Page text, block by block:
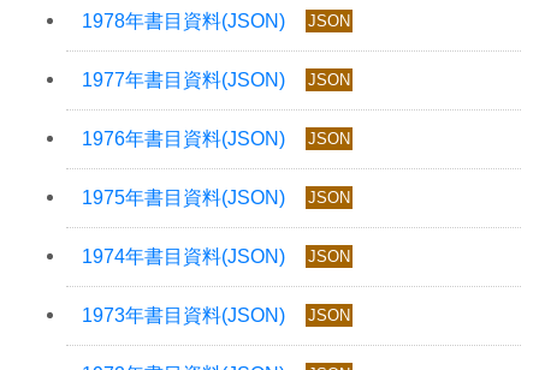
JSON
JSON
JSON
JSON
JSON
JSON